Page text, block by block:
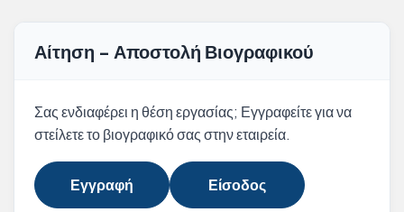
Αίτηση - Αποστολή Βιογραφικού
Σας ενδιαφέρει η θέση εργασίας; Εγγραφείτε για να
στείλετε το βιογραφικό σας στην εταιρεία.
Εγγραφή Είσοδος